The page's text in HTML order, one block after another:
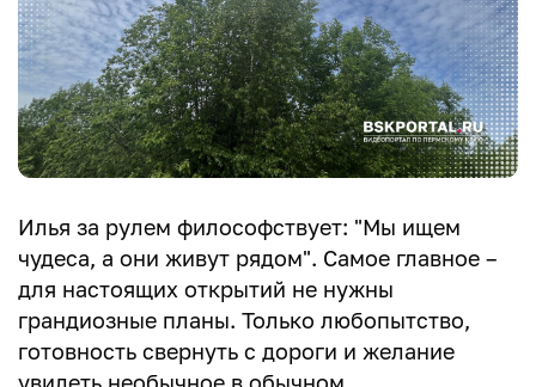
Илья за рулем философствует: "Мы ищем
чудеса, а они живут рядом". Самое главное –
для настоящих открытий не нужны
грандиозные планы. Только любопытство,
готовность свернуть с дороги и желание